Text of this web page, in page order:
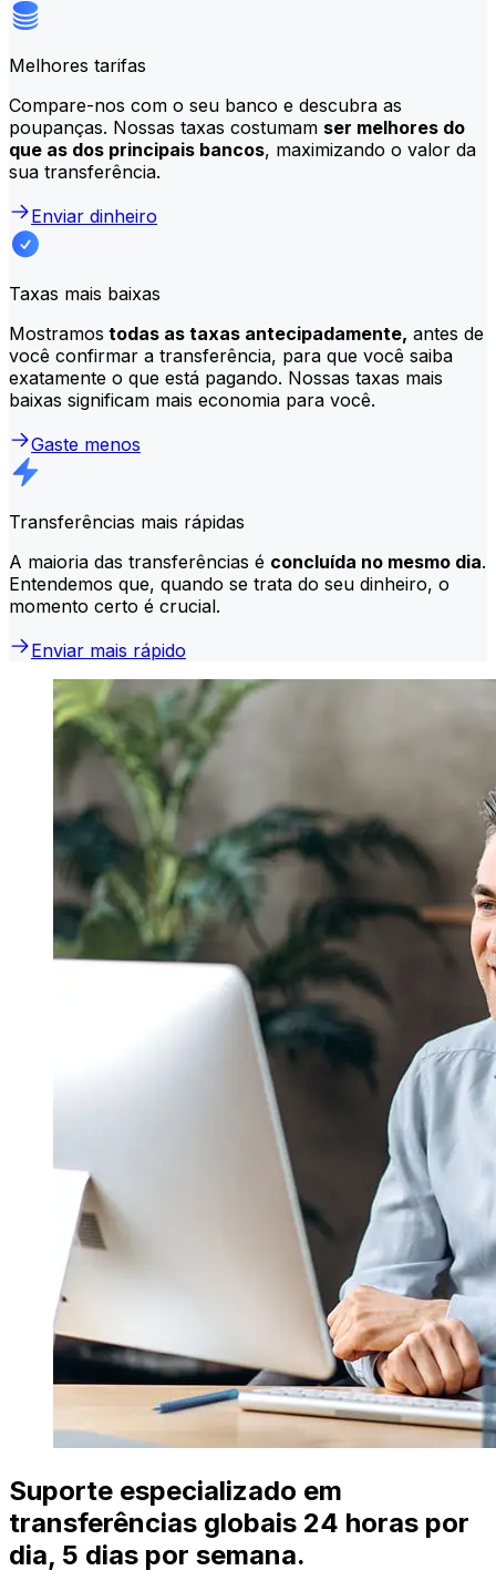
Melhores tarifas
Compare-nos com o seu banco e descubra as
poupanças. Nossas taxas costumam ser melhores do
que as dos principais bancos, maximizando o valor da
sua transferência.
Enviar dinheiro
Taxas mais baixas
Mostramos todas as taxas antecipadamente, antes de
você confirmar a transferência, para que você saiba
exatamente o que está pagando. Nossas taxas mais
baixas significam mais economia para você.
Gaste menos
Transferências mais rápidas
A maioria das transferências é concluída no mesmo dia.
Entendemos que, quando se trata do seu dinheiro, o
momento certo é crucial.
Enviar mais rápido
Suporte especializado em
transferências globais 24 horas por
dia, 5 dias por semana.